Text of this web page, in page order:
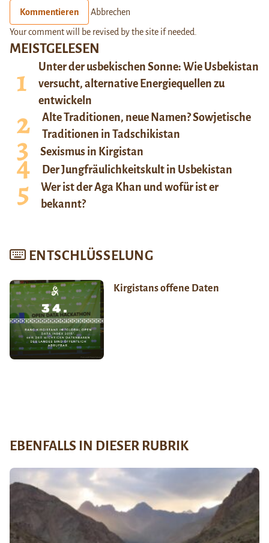
MEISTGELESEN
Unter der usbekischen Sonne: Wie Usbekistan
versucht, alternative Energiequellen zu
entwickeln
Alte Traditionen, neue Namen? Sowjetische
Traditionen in Tadschikistan
Sexismus in Kirgistan
Der Jungfräulichkeitskult in Usbekistan
Wer ist der Aga Khan und wofür ist er
bekannt?
ENTSCHLÜSSELUNG
Kirgistans offene Daten
Kommentieren Abbrechen
Your comment will be revised by the site if needed.
EBENFALLS IN DIESER RUBRIK